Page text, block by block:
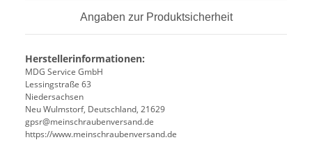
Angaben zur Produktsicherheit
Herstellerinformationen:
MDG Service GmbH
Lessingstraße 63
Niedersachsen
Neu Wulmstorf, Deutschland, 21629
gpsr@meinschraubenversand.de
https://www.meinschraubenversand.de